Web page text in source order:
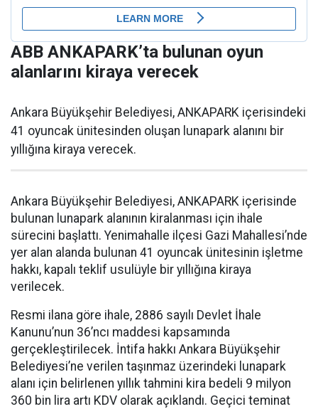
ABB ANKAPARK’ta bulunan oyun
alanlarını kiraya verecek
Ankara Büyükşehir Belediyesi, ANKAPARK içerisindeki
41 oyuncak ünitesinden oluşan lunapark alanını bir
yıllığına kiraya verecek.
Ankara Büyükşehir Belediyesi, ANKAPARK içerisinde
bulunan lunapark alanının kiralanması için ihale
sürecini başlattı. Yenimahalle ilçesi Gazi Mahallesi’nde
yer alan alanda bulunan 41 oyuncak ünitesinin işletme
hakkı, kapalı teklif usulüyle bir yıllığına kiraya
verilecek.
Resmi ilana göre ihale, 2886 sayılı Devlet İhale
Kanunu’nun 36’ncı maddesi kapsamında
gerçekleştirilecek. İntifa hakkı Ankara Büyükşehir
Belediyesi’ne verilen taşınmaz üzerindeki lunapark
alanı için belirlenen yıllık tahmini kira bedeli 9 milyon
360 bin lira artı KDV olarak açıklandı. Geçici teminat